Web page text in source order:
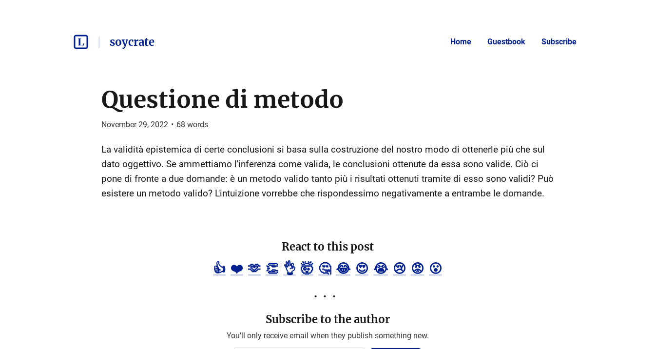
soycrate Home Guestbook Subscribe
Questione di metodo
November 29, 2022 • 68 words
La validità epistemica di certe conclusioni si basa sulla costruzione del nostro modo di ottenerle più che sul
dato oggettivo. Se ammettiamo l'inferenza come valida, le conclusioni ottenute da essa sono valide. Ciò ci
pone di fronte a due domande: è un metodo valido tanto più i risultati ottenuti tramite di esso sono validi? Può
esistere un metodo valido? L'intuizione vorrebbe che rispondessimo negativamente a entrambe le domande.
React to this post
👍 ❤️ 🫶 👏 👌 🤯 🤔 😂 😍 😭 😢 😡 😮
Subscribe to the author
You'll only receive email when they publish something new.